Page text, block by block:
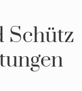
Schütz